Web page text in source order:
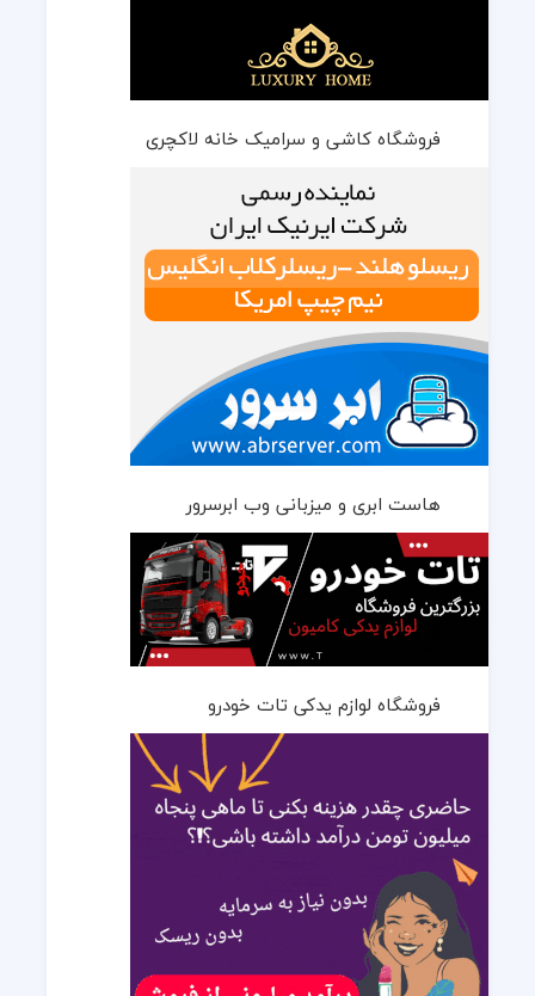
فروشگاه کاشی و سرامیک خانه لاکچری
هاست ابری و میزبانی وب ابرسرور
فروشگاه لوازم یدکی تات خودرو